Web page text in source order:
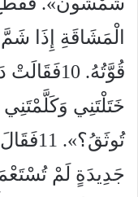
الْمَشَاقَةِ إِذَا شَمَّ
قُوَّتُهُ.
خَتَلْتَنِي وَكَلَّمْتَنِي
جَدِيدَةٍ لَمْ